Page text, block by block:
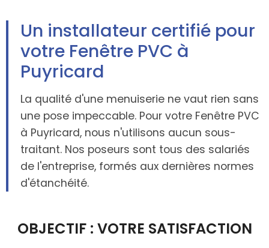
Un installateur certifié pour
votre Fenêtre PVC à
Puyricard
La qualité d'une menuiserie ne vaut rien sans
une pose impeccable. Pour votre Fenêtre PVC
à Puyricard, nous n'utilisons aucun sous-
traitant. Nos poseurs sont tous des salariés
de l'entreprise, formés aux dernières normes
d'étanchéité.
OBJECTIF : VOTRE SATISFACTION